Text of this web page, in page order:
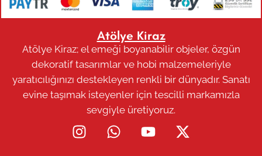
Atölye Kiraz
Atölye Kiraz; el emeği boyanabilir objeler, özgün
dekoratif tasarımlar ve hobi malzemeleriyle
yaratıcılığınızı destekleyen renkli bir dünyadır. Sanatı
evine taşımak isteyenler için tescilli markamızla
sevgiyle üretiyoruz.